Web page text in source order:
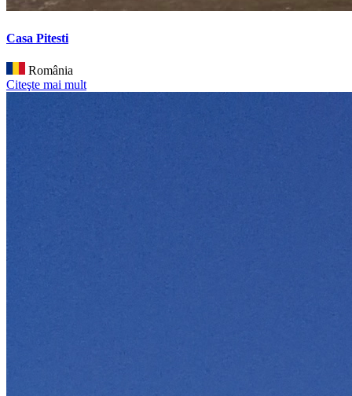
Casa Pitesti
România
Citeşte mai mult